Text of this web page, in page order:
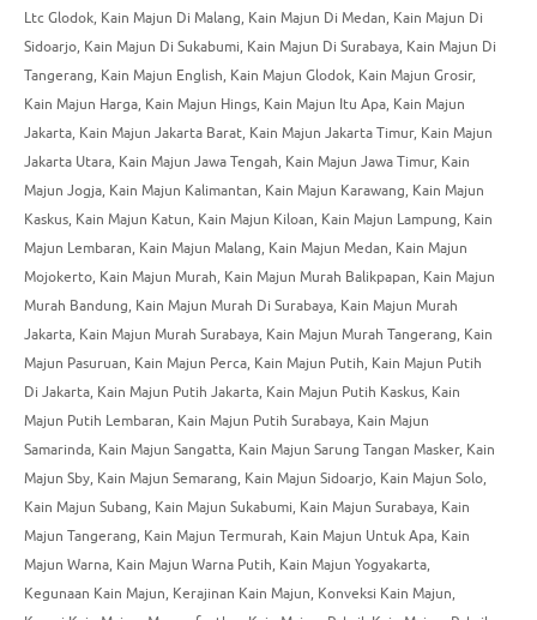
Ltc Glodok, Kain Majun Di Malang, Kain Majun Di Medan, Kain Majun Di
Sidoarjo, Kain Majun Di Sukabumi, Kain Majun Di Surabaya, Kain Majun Di
Tangerang, Kain Majun English, Kain Majun Glodok, Kain Majun Grosir,
Kain Majun Harga, Kain Majun Hings, Kain Majun Itu Apa, Kain Majun
Jakarta, Kain Majun Jakarta Barat, Kain Majun Jakarta Timur, Kain Majun
Jakarta Utara, Kain Majun Jawa Tengah, Kain Majun Jawa Timur, Kain
Majun Jogja, Kain Majun Kalimantan, Kain Majun Karawang, Kain Majun
Kaskus, Kain Majun Katun, Kain Majun Kiloan, Kain Majun Lampung, Kain
Majun Lembaran, Kain Majun Malang, Kain Majun Medan, Kain Majun
Mojokerto, Kain Majun Murah, Kain Majun Murah Balikpapan, Kain Majun
Murah Bandung, Kain Majun Murah Di Surabaya, Kain Majun Murah
Jakarta, Kain Majun Murah Surabaya, Kain Majun Murah Tangerang, Kain
Majun Pasuruan, Kain Majun Perca, Kain Majun Putih, Kain Majun Putih
Di Jakarta, Kain Majun Putih Jakarta, Kain Majun Putih Kaskus, Kain
Majun Putih Lembaran, Kain Majun Putih Surabaya, Kain Majun
Samarinda, Kain Majun Sangatta, Kain Majun Sarung Tangan Masker, Kain
Majun Sby, Kain Majun Semarang, Kain Majun Sidoarjo, Kain Majun Solo,
Kain Majun Subang, Kain Majun Sukabumi, Kain Majun Surabaya, Kain
Majun Tangerang, Kain Majun Termurah, Kain Majun Untuk Apa, Kain
Majun Warna, Kain Majun Warna Putih, Kain Majun Yogyakarta,
Kegunaan Kain Majun, Kerajinan Kain Majun, Konveksi Kain Majun,